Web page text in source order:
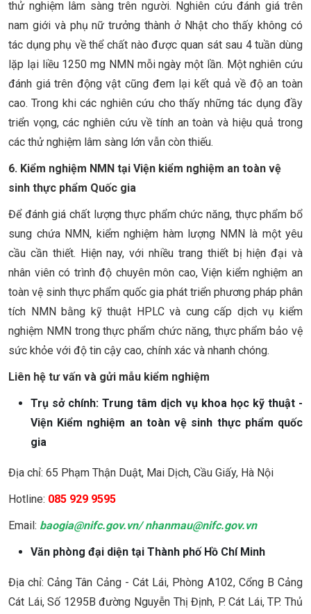
thử nghiệm lâm sàng trên người. Nghiên cứu đánh giá trên
nam giới và phụ nữ trưởng thành ở Nhật cho thấy không có
tác dụng phụ về thể chất nào được quan sát sau 4 tuần dùng
lặp lại liều 1250 mg NMN mỗi ngày một lần. Một nghiên cứu
đánh giá trên động vật cũng đem lại kết quả về độ an toàn
cao. Trong khi các nghiên cứu cho thấy những tác dụng đầy
triển vọng, các nghiên cứu về tính an toàn và hiệu quả trong
các thử nghiệm lâm sàng lớn vẫn còn thiếu.
6. Kiểm nghiệm NMN tại Viện kiểm nghiệm an toàn vệ
sinh thực phẩm Quốc gia
Để đánh giá chất lượng thực phẩm chức năng, thực phẩm bổ
sung chứa NMN, kiểm nghiệm hàm lượng NMN là một yêu
cầu cần thiết. Hiện nay, với nhiều trang thiết bị hiện đại và
nhân viên có trình độ chuyên môn cao, Viện kiểm nghiệm an
toàn vệ sinh thực phẩm quốc gia phát triển phương pháp phân
tích NMN bằng kỹ thuật HPLC và cung cấp dịch vụ kiểm
nghiệm NMN trong thực phẩm chức năng, thực phẩm bảo vệ
sức khỏe với độ tin cậy cao, chính xác và nhanh chóng.
Liên hệ tư vấn và gửi mẫu kiểm nghiệm
Trụ sở chính: Trung tâm dịch vụ khoa học kỹ thuật -
Viện Kiểm nghiệm an toàn vệ sinh thực phẩm quốc
gia
Địa chỉ: 65 Phạm Thận Duật, Mai Dịch, Cầu Giấy, Hà Nội
Hotline: 085 929 9595
Email: baogia@nifc.gov.vn/nhanmau@nifc.gov.vn
Văn phòng đại diện tại Thành phố Hồ Chí Minh
Địa chỉ: Cảng Tân Cảng - Cát Lái, Phòng A102, Cổng B Cảng
Cát Lái, Số 1295B đường Nguyễn Thị Định, P. Cát Lái, TP. Thủ